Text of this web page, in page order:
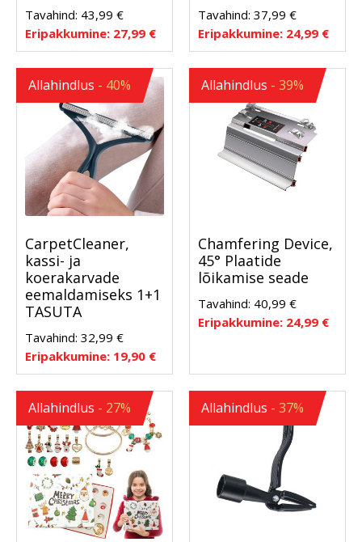
Tavahind: 43,99 €
Eripakkumine: 27,99 €
Tavahind: 37,99 €
Eripakkumine: 24,99 €
Allahindlus - 40%
CarpetCleaner,
kassi- ja
koerakarvade
eemaldamiseks 1+1
TASUTA
Tavahind: 32,99 €
Eripakkumine: 19,90 €
Allahindlus - 39%
Chamfering Device,
45° Plaatide
lõikamise seade
Tavahind: 40,99 €
Eripakkumine: 24,99 €
Allahindlus - 27% Allahindlus - 37%